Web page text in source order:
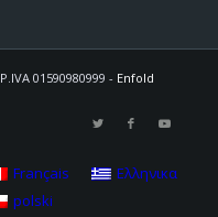
P.IVA 01590980999 - Enfold
Français
Ελληνικα
polski